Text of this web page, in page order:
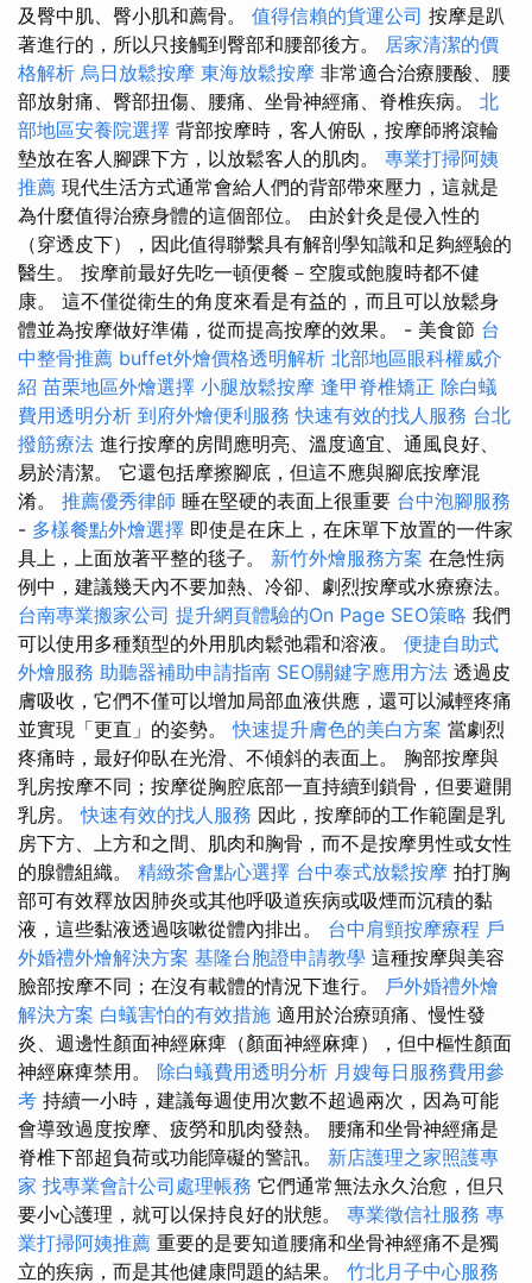
及臀中肌、臀小肌和薦骨。 值得信賴的貨運公司 按摩是趴
著進行的，所以只接觸到臀部和腰部後方。 居家清潔的價
格解析 烏日放鬆按摩 東海放鬆按摩 非常適合治療腰酸、腰
部放射痛、臀部扭傷、腰痛、坐骨神經痛、脊椎疾病。 北
部地區安養院選擇 背部按摩時，客人俯臥，按摩師將滾輪
墊放在客人腳踝下方，以放鬆客人的肌肉。 專業打掃阿姨
推薦 現代生活方式通常會給人們的背部帶來壓力，這就是
為什麼值得治療身體的這個部位。 由於針灸是侵入性的
（穿透皮下），因此值得聯繫具有解剖學知識和足夠經驗的
醫生。 按摩前最好先吃一頓便餐－空腹或飽腹時都不健
康。 這不僅從衛生的角度來看是有益的，而且可以放鬆身
體並為按摩做好準備，從而提高按摩的效果。 - 美食節 台
中整骨推薦 buffet外燴價格透明解析 北部地區眼科權威介
紹 苗栗地區外燴選擇 小腿放鬆按摩 逢甲脊椎矯正 除白蟻
費用透明分析 到府外燴便利服務 快速有效的找人服務 台北
撥筋療法 進行按摩的房間應明亮、溫度適宜、通風良好、
易於清潔。 它還包括摩擦腳底，但這不應與腳底按摩混
淆。 推薦優秀律師 睡在堅硬的表面上很重要 台中泡腳服務
- 多樣餐點外燴選擇 即使是在床上，在床單下放置的一件家
具上，上面放著平整的毯子。 新竹外燴服務方案 在急性病
例中，建議幾天內不要加熱、冷卻、劇烈按摩或水療療法。
台南專業搬家公司 提升網頁體驗的On Page SEO策略 我們
可以使用多種類型的外用肌肉鬆弛霜和溶液。 便捷自助式
外燴服務 助聽器補助申請指南 SEO關鍵字應用方法 透過皮
膚吸收，它們不僅可以增加局部血液供應，還可以減輕疼痛
並實現「更直」的姿勢。快速提升膚色的美白方案 當劇烈
疼痛時，最好仰臥在光滑、不傾斜的表面上。 胸部按摩與
乳房按摩不同；按摩從胸腔底部一直持續到鎖骨，但要避開
乳房。快速有效的找人服務 因此，按摩師的工作範圍是乳
房下方、上方和之間、肌肉和胸骨，而不是按摩男性或女性
的腺體組織。 精緻茶會點心選擇 台中泰式放鬆按摩 拍打胸
部可有效釋放因肺炎或其他呼吸道疾病或吸煙而沉積的黏
液，這些黏液透過咳嗽從體內排出。 台中肩頸按摩療程 戶
外婚禮外燴解決方案 基隆台胞證申請教學 這種按摩與美容
臉部按摩不同；在沒有載體的情況下進行。 戶外婚禮外燴
解決方案 白蟻害怕的有效措施 適用於治療頭痛、慢性發
炎、週邊性顏面神經麻痺（顏面神經麻痺），但中樞性顏面
神經麻痺禁用。 除白蟻費用透明分析 月嫂每日服務費用參
考 持續一小時，建議每週使用次數不超過兩次，因為可能
會導致過度按摩、疲勞和肌肉發熱。 腰痛和坐骨神經痛是
脊椎下部超負荷或功能障礙的警訊。 新店護理之家照護專
家 找專業會計公司處理帳務 它們通常無法永久治愈，但只
要小心護理，就可以保持良好的狀態。 專業徵信社服務 專
業打掃阿姨推薦 重要的是要知道腰痛和坐骨神經痛不是獨
立的疾病，而是其他健康問題的結果。 竹北月子中心服務